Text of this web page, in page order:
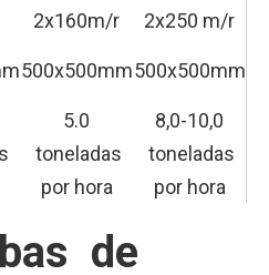
2x160m/r
2x250 m/r
500x500mm500x500mm
5.0
toneladas
por hora
8,0-10,0
toneladas
por hora
de